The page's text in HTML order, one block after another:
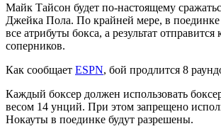
Майк Тайсон будет по-настоящему
Джейка Пола. По крайней мере, в поединке
все атрибуты бокса, а результат
соперников.
Как сообщает ESPN, бой продлится 8
Каждый боксер должен использовать
весом 14 унций. При этом запрещено
Нокауты в поединке будут разрешены.